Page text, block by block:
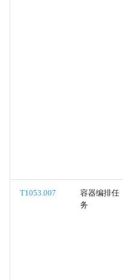
登录脚本（Windows）
T1053.007
容器编排任
务